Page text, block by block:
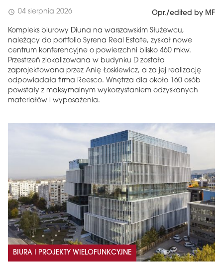
schedule 04 sierpnia 2026 Opr./edited by MF
Kompleks biurowy Diuna na warszawskim Służewcu,
należący do portfolio Syrena Real Estate, zyskał nowe
centrum konferencyjne o powierzchni blisko 460 mkw.
Przestrzeń zlokalizowana w budynku D została
zaprojektowana przez Anię Łoskiewicz, a za jej realizację
odpowiadała firma Reesco. Wnętrza dla około 160 osób
powstały z maksymalnym wykorzystaniem odzyskanych
materiałów i wyposażenia.
BIURA I PROJEKTY WIELOFUNKCYJNE